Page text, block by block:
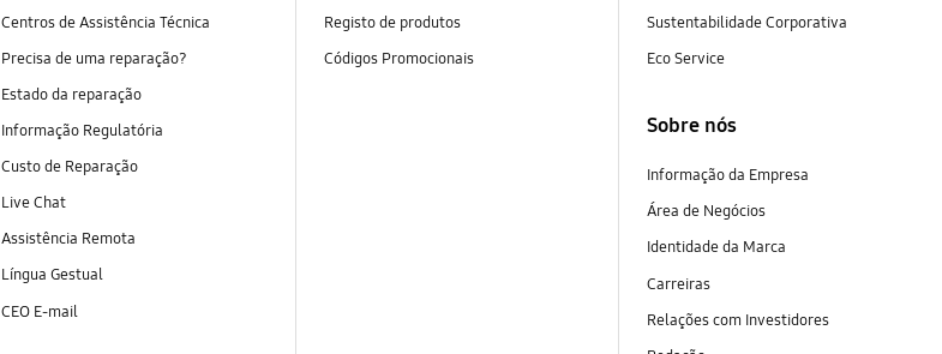
Centros de Assistência Técnica
Precisa de uma reparação?
Estado da reparação
Informação Regulatória
Custo de Reparação
Live Chat
Assistência Remota
Língua Gestual
CEO E-mail
Registo de produtos
Códigos Promocionais
Sustentabilidade Corporativa
Eco Service
Sobre nós
Informação da Empresa
Área de Negócios
Identidade da Marca
Carreiras
Relações com Investidores